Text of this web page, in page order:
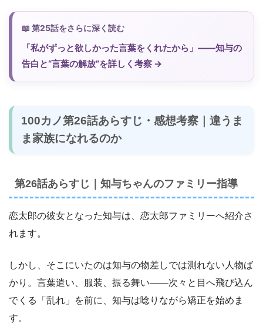
第25話をさらに深く読む
「私がずっと欲しかった言葉をくれたから」――知与の
告白と“言葉の解放”を詳しく考察 →
100カノ第26話あらすじ・感想考察｜違うま
ま家族になれるのか
第26話あらすじ｜知与ちゃんのファミリー指導
恋太郎の彼女となった知与は、恋太郎ファミリーへ紹介さ
れます。
しかし、そこにいたのは知与の物差しでは測れない人物ば
かり。言葉遣い、服装、振る舞い――次々と目へ飛び込ん
でくる「乱れ」を前に、知与は唸りながら矯正を始めま
す。